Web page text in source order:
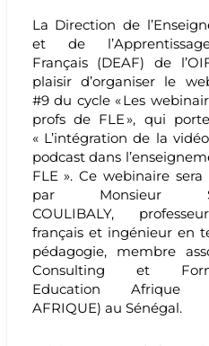
La Direction de
et de
Français (DEAF) de
plaisir d’organiser le
#9 du cycle « Les
profs de FLE », qui
« L’intégration de la
podcast dans
FLE ». Ce webinaire
par Monsieur
COULIBALY,
français et ingénieur en
pédagogie, membre
Consulting et
Education Afrique
AFRIQUE) au Sénégal.